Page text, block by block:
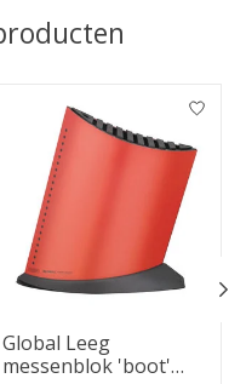
Global Leeg
messenblok 'boot'